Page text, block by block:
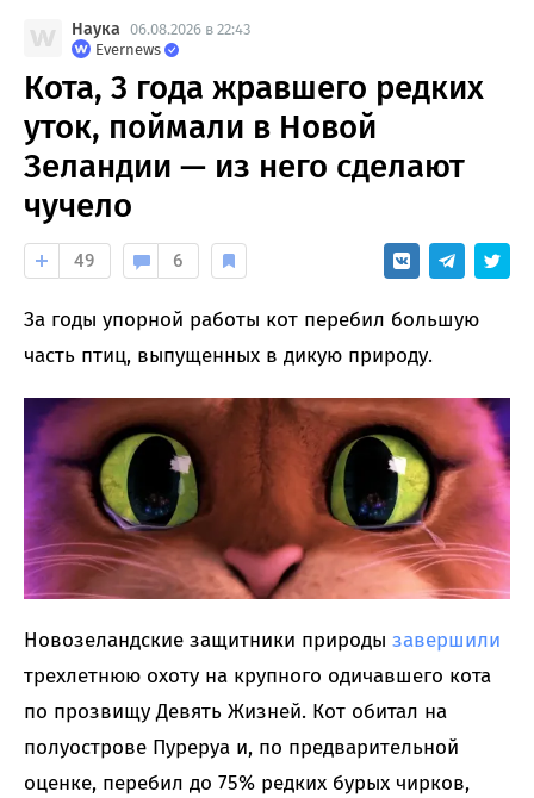
Наука 06.08.2026 в 22:43
Evernews
Кота, 3 года жравшего редких
уток, поймали в Новой
Зеландии — из него сделают
чучело
49 6
За годы упорной работы кот перебил большую
часть птиц, выпущенных в дикую природу.
Новозеландские защитники природы завершили
трехлетнюю охоту на крупного одичавшего кота
по прозвищу Девять Жизней. Кот обитал на
полуострове Пуреруа и, по предварительной
оценке, перебил до 75% редких бурых чирков,